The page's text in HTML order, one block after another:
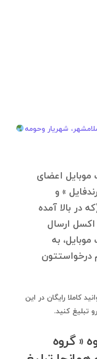
شهریار وحومه
موبایل اعضای
» و
در بالا آمده
ارسال
به
تلگرام درخواستتون
کاملا رایگان در این
تبلیغ کنید.
‌« گروه